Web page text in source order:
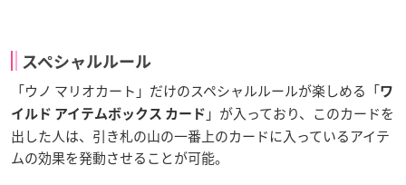
スペシャルルール
「ウノ マリオカート」だけのスペシャルルールが楽しめる「ワ
イルド アイテムボックス カード 」が入っており、このカードを
出した人は、引き札の山の一番上のカードに入っているアイテ
ムの効果を発動させることが可能。